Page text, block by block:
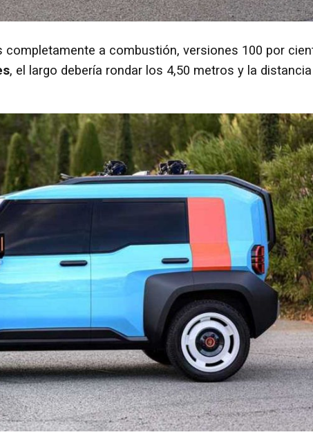
a combustión, versiones 100 por
, el largo debería rondar los 4,50 metros y la distancia